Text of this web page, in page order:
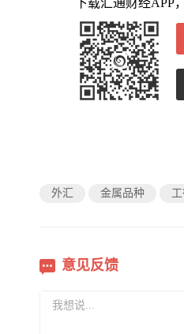
下载汇通财经APP
外汇 金属品种
意见反馈